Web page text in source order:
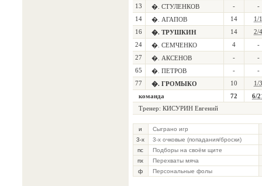
13
�. СТУЛЕНКОВ -
-
14
�. АГАПОВ 14
1/1
16
�. ТРУШКИН 14
2/4
24
�. СЕМЧЕНКО 4
-
27
�. АКСЕНОВ -
-
65
�. ПЕТРОВ -
-
77
�. ГРОМЫКО 10
1/3
команда
72
6/
Тренер: КИСУРИН Евгений
и
Сыграно игр
3-х
3-х очковые (попадания/броски)
пс
Подборы на своём щите
пх
Перехваты мяча
ф
Персональные фолы